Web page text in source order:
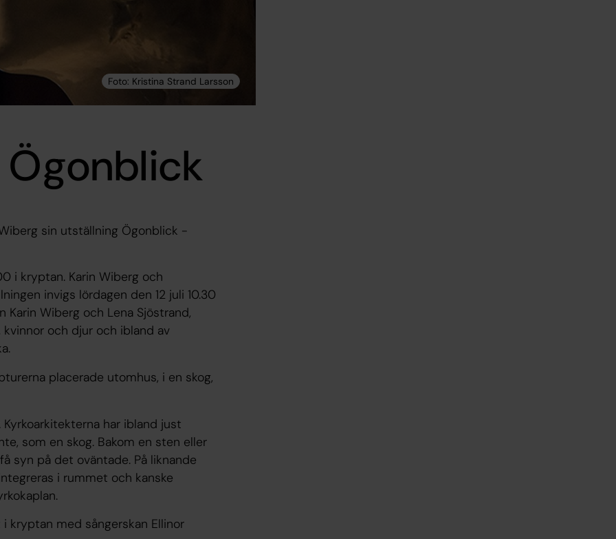
sin utställning Ögonblick -
i kryptan. Karin Wiberg och
invigs lördagen den 12 juli 10.30
Wiberg och Lena Sjöstrand,
kvinnor och djur och ibland av
placerade utomhus, i en skog,
har ibland just
som en skog. Bakom en sten eller
syn på det oväntade. På liknande
i rummet och kanske
kryptan med sångerskan Ellinor